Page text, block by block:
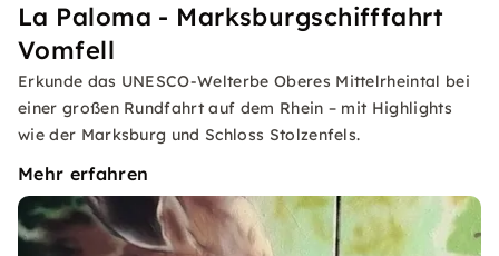
La Paloma - Marksburgschifffahrt
Vomfell
Erkunde das UNESCO-Welterbe Oberes Mittelrheintal bei
einer großen Rundfahrt auf dem Rhein – mit Highlights
wie der Marksburg und Schloss Stolzenfels.
Mehr erfahren